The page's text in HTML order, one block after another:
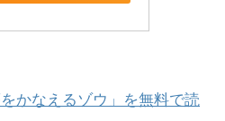
かなえるゾウ」を無料で読